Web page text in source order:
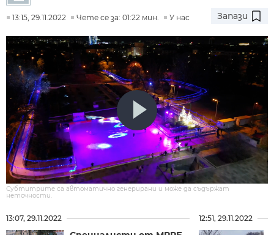
13:15, 29.11.2022 Чете се за: 01:22 мин. У нас Запази
Субтитрите са автоматично генерирани и може да съдържат
неточности.
13:07, 29.11.2022 12:51, 29.11.2022